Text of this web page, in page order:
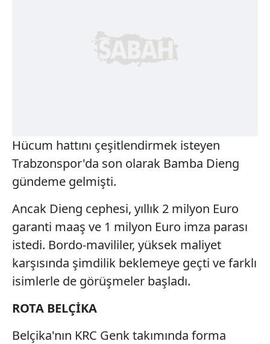
Hücum hattını çeşitlendirmek isteyen
Trabzonspor'da son olarak Bamba Dieng
gündeme gelmişti.
Ancak Dieng cephesi, yıllık 2 milyon Euro
garanti maaş ve 1 milyon Euro imza parası
istedi. Bordo-mavililer, yüksek maliyet
karşısında şimdilik beklemeye geçti ve farklı
isimlerle de görüşmeler başladı.
ROTA BELÇİKA
Belçika'nın KRC Genk takımında forma